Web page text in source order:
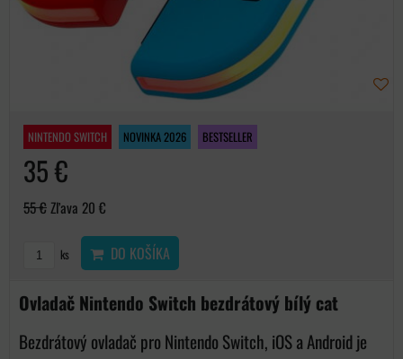
NINTENDO SWITCH NOVINKA 2026 BESTSELLER
35 €
55 € Zľava 20 €
ks DO KOŠÍKA
Ovladač Nintendo Switch bezdrátový bílý cat
Bezdrátový ovladač pro Nintendo Switch, iOS a Android je